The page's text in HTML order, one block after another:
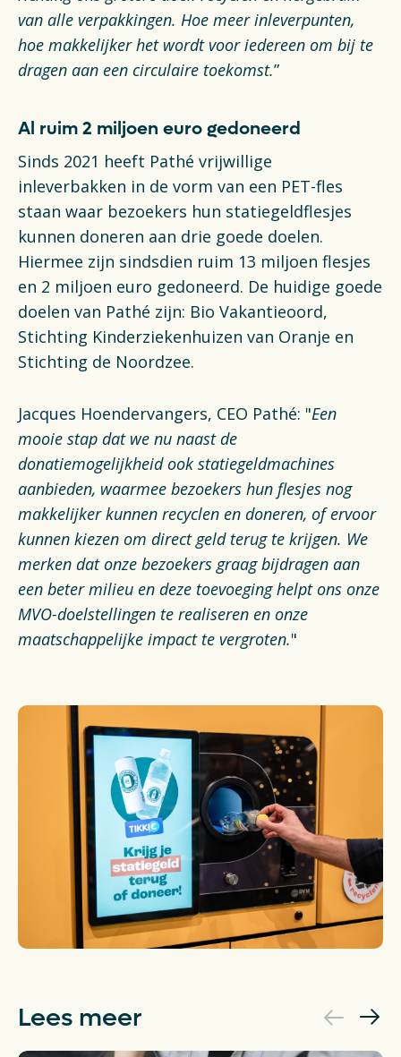
van alle verpakkingen. Hoe meer inleverpunten,
hoe makkelijker het wordt voor iedereen om bij te
dragen aan een circulaire toekomst.”
Al ruim 2 miljoen euro gedoneerd
Sinds 2021 heeft Pathé vrijwillige
inleverbakken in de vorm van een PET-fles
staan waar bezoekers hun statiegeldflesjes
kunnen doneren aan drie goede doelen.
Hiermee zijn sindsdien ruim 13 miljoen flesjes
en 2 miljoen euro gedoneerd. De huidige goede
doelen van Pathé zijn: Bio Vakantieoord,
Stichting Kinderziekenhuizen van Oranje en
Stichting de Noordzee.
Jacques Hoendervangers, CEO Pathé: "Een
mooie stap dat we nu naast de
donatiemogelijkheid ook statiegeldmachines
aanbieden, waarmee bezoekers hun flesjes nog
makkelijker kunnen recyclen en doneren, of ervoor
kunnen kiezen om direct geld terug te krijgen. We
merken dat onze bezoekers graag bijdragen aan
een beter milieu en deze toevoeging helpt ons onze
MVO-doelstellingen te realiseren en onze
maatschappelijke impact te vergroten."
Lees meer